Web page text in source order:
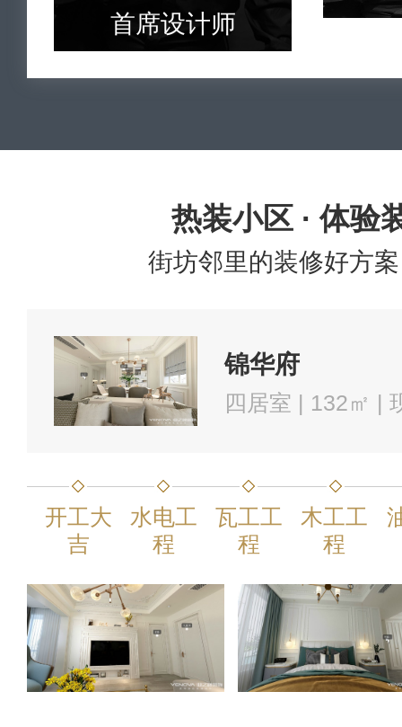
首席设计师
热装小区 · 体验
街坊邻里的装修好方
锦华府
四居室 | 132㎡ |
开工大
吉
水电工
程
瓦工工
程
木工工
程